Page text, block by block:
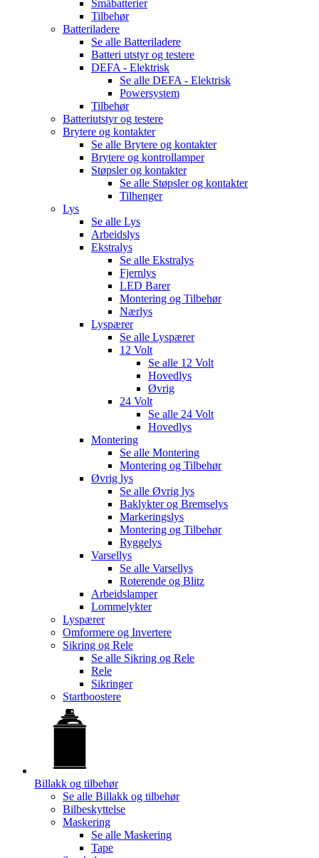
Småbatterier
Tilbehør
Batteriladere
Se alle Batteriladere
Batteri utstyr og testere
DEFA - Elektrisk
Se alle DEFA - Elektrisk
Powersystem
Tilbehør
Batteriutstyr og testere
Brytere og kontakter
Se alle Brytere og kontakter
Brytere og kontrollamper
Støpsler og kontakter
Se alle Støpsler og kontakter
Tilhenger
Lys
Se alle Lys
Arbeidslys
Ekstralys
Se alle Ekstralys
Fjernlys
LED Barer
Montering og Tilbehør
Nærlys
Lyspærer
Se alle Lyspærer
12 Volt
Se alle 12 Volt
Hovedlys
Øvrig
24 Volt
Se alle 24 Volt
Hovedlys
Montering
Se alle Montering
Montering og Tilbehør
Øvrig lys
Se alle Øvrig lys
Baklykter og Bremselys
Markeringslys
Montering og Tilbehør
Ryggelys
Varsellys
Se alle Varsellys
Roterende og Blitz
Arbeidslamper
Lommelykter
Lyspærer
Omformere og Invertere
Sikring og Rele
Se alle Sikring og Rele
Rele
Sikringer
Startboostere
Billakk og tilbehør
Se alle Billakk og tilbehør
Bilbeskyttelse
Maskering
Se alle Maskering
Tape